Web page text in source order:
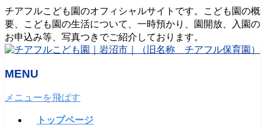
チアフルこども園のオフィシャルサイトです。こども園の概
要、こども園の生活について、一時預かり、園開放、入園の
お申込み等、写真つきでご紹介しております。
MENU
メニューを飛ばす
トップページ